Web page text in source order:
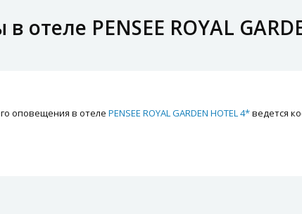
отеле PENSEE ROYAL
оповещения в отеле PENSEE ROYAL GARDEN HOTEL 4*ведется